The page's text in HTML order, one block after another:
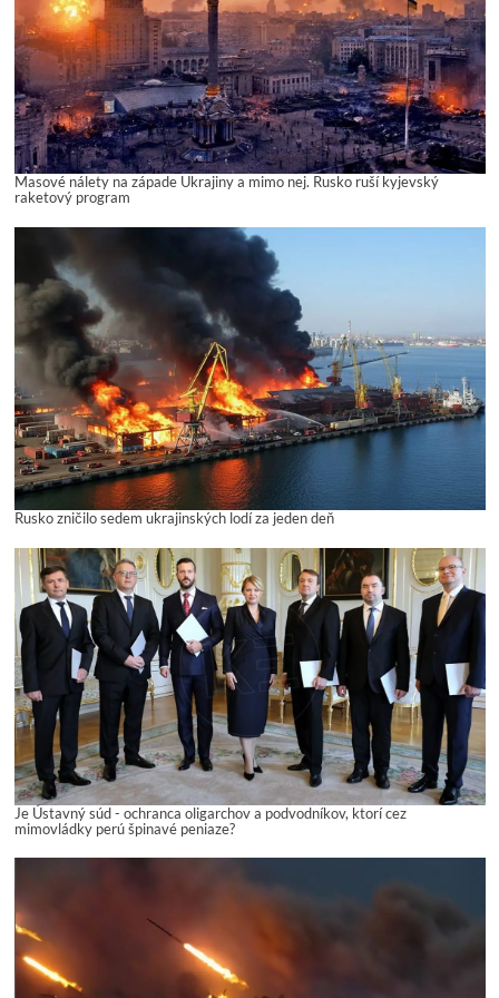
Masové nálety na západe Ukrajiny a mimo nej. Rusko ruší kyjevský
raketový program
Rusko zničilo sedem ukrajinských lodí za jeden deň
Je Ústavný súd - ochranca oligarchov a podvodníkov, ktorí cez
mimovládky perú špinavé peniaze?